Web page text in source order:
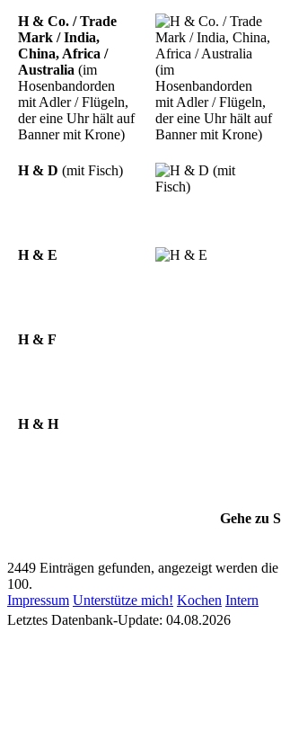
H & Co. / Trade
Mark / India,
China, Africa /
Australia (im
Hosenbandorden
mit Adler / Flügeln,
der eine Uhr hält auf
Banner mit Krone)
H & D (mit Fisch)
H & E
H & F
H & H
Gehe zu
2449 Einträgen gefunden, angezeigt werden
100.
Impressum Unterstütze mich! Kochen Intern
Letztes Datenbank-Update: 04.08.2026